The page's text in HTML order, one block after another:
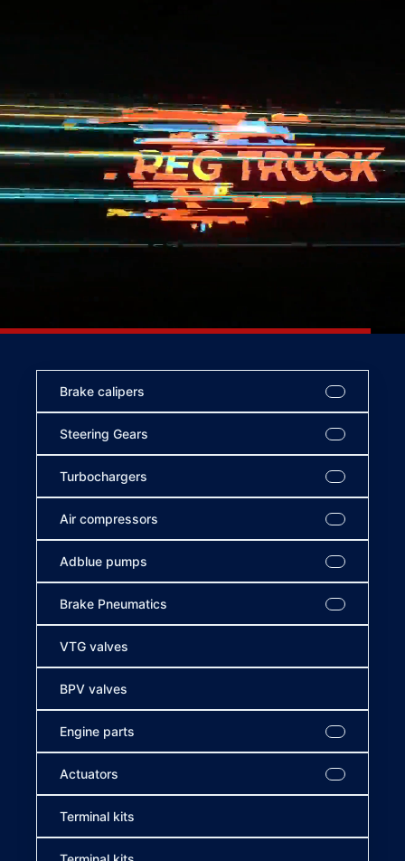
Brake calipers
Steering Gears
Turbochargers
Air compressors
Adblue pumps
Brake Pneumatics
VTG valves
BPV valves
Engine parts
Actuators
Terminal kits